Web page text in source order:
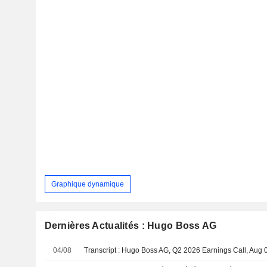
Graphique dynamique
Dernières Actualités : Hugo Boss AG
04/08 Transcript : Hugo Boss AG, Q2 2026 Earnings Call, Aug